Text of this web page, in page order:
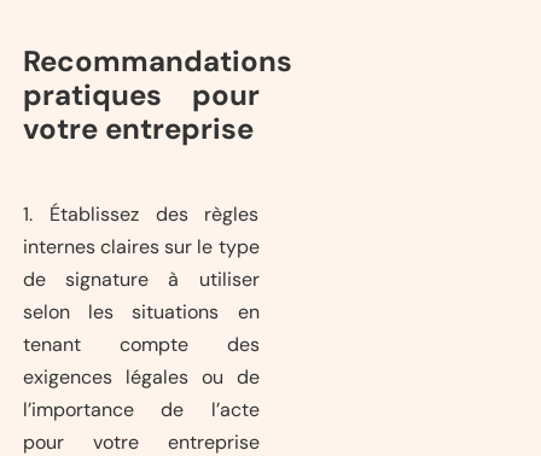
Recommandations
pratiques pour
votre entreprise
1. Établissez des règles
internes claires sur le type
de signature à utiliser
selon les situations en
tenant compte des
exigences légales ou de
l’importance de l’acte
pour votre entreprise